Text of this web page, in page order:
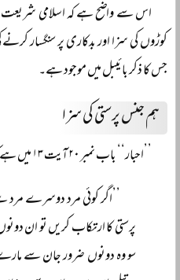
اس سے واضح ہے کہ اسلامی شریعت
کوڑوں کی سزا اور بدکاری پر سنگسار
جس کا ذکر بائیبل میں موجود ہے۔
ہم جنس پرستی کی سزا
’’احبار‘‘ باب نمبر ۲۰ آیت ۱۳ میں ہے کہ
’’اگر کوئی مرد دوسرے
پرستی کا ارتکاب کریں تو ان
سو وہ دونوں ضرور جان سے